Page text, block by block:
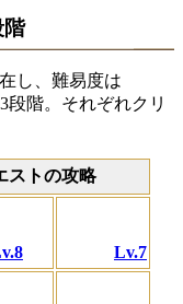
階
し、難易度は
段階。それぞれクリ
ストの攻略
Lv.7